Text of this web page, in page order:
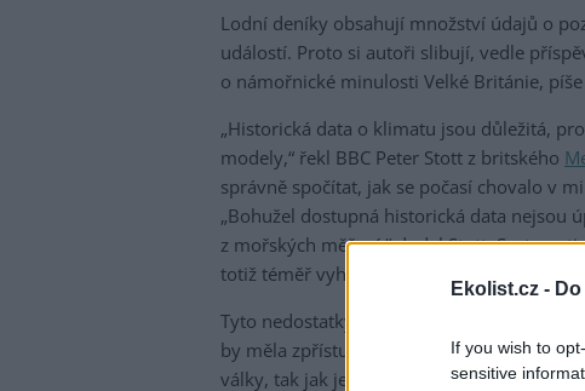
Ekolist.cz -
If you wish to
sensitive
Lodní deníky obsahují množství údajů o
událostí. Proto si autoři slibují, vedle
o námořnické minulosti Velké Británie, píše
„Historická data o klimatu jsou důležitá,
modely,“ řekl BBC Peter Stott z britského
správně spočítat, jak se počasí chovalo v
„Bohužel dostupná historická data nejsou
z mořských měření,“ dodal Stott.
totiž téměř vyhradě týká suchozemských
Tyto nedostatky by měly měly stránky
by měla zpřístupnit informace o počasí z
války, tak jak je zaznamenaly deníky 280